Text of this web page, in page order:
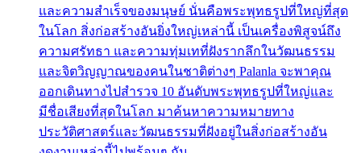
และความสำเร็จของมนุษย์ นั่นคือพระพุทธรูปที่ใหญ่ที่สุด
ในโลก สิ่งก่อสร้างอันยิ่งใหญ่เหล่านี้ เป็นเครื่องพิสูจน์ถึง
ความศรัทธา และความทุ่มเทที่ฝังรากลึกในวัฒนธรรม
และจิตวิญญาณของคนในชาติต่างๆ Palanla จะพาคุณ
ออกเดินทางไปสำรวจ 10 อันดับพระพุทธรูปที่ใหญ่และ
มีชื่อเสียงที่สุดในโลก มาค้นหาความหมายทาง
ประวัติศาสตร์และวัฒนธรรมที่ฝังอยู่ในสิ่งก่อสร้างอัน